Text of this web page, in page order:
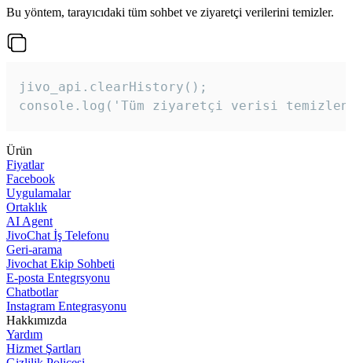
Bu yöntem, tarayıcıdaki tüm sohbet ve ziyaretçi verilerini temizler.
jivo_api.clearHistory();
console.log('Tüm ziyaretçi verisi
Ürün
Fiyatlar
Facebook
Uygulamalar
Ortaklık
AI Agent
JivoChat İş Telefonu
Geri-arama
Jivochat Ekip Sohbeti
E-posta Entegrsyonu
Chatbotlar
Instagram Entegrasyonu
Hakkımızda
Yardım
Hizmet Şartları